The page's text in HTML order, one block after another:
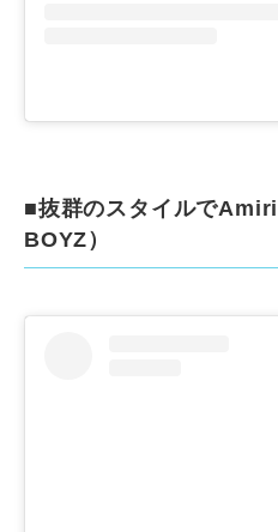
■抜群のスタイルで
BOYZ）